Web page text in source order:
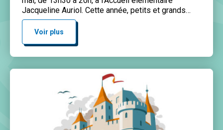
Jacqueline Auriol. Cette année, petits et grands
seront invités à vivre une aventure immersive au
cœur de l’univers légendaire du Roi Arthur.
Voir plus